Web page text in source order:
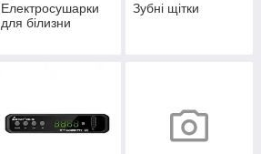
Електросушарки
для білизни
Зубні щітки